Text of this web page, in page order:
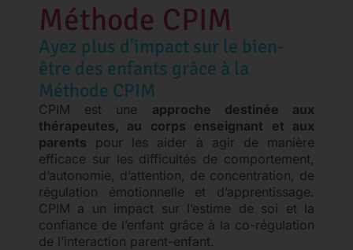
Méthode CPIM
Ayez plus d'impact sur le bien-
être des enfants grâce à la
Méthode CPIM
CPIM est une approche destinée aux
thérapeutes, au corps enseignant et aux
parents pour les aider à agir de manière
efficace sur les difficultés de comportement,
d’autonomie, d’attention, de concentration, de
régulation émotionnelle et d’apprentissage.
CPIM a un impact sur l’estime de soi et la
confiance de l’enfant grâce à la co-régulation
de l’interaction parent-enfant.